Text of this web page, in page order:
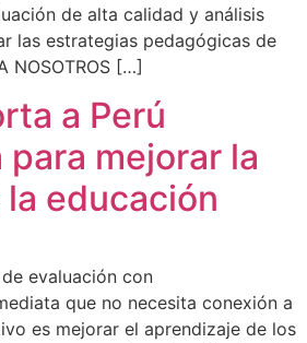
de alta calidad y análisis
las estrategias pedagógicas de
NOSOTROS […]
a Perú
mejorar la
educación
evaluación con
que no necesita conexión a
es mejorar el aprendizaje de los